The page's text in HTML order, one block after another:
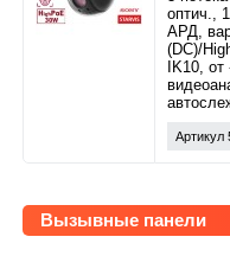
оптич.,
АРД,
(DC)/
IK10,
Артикул
Вызывные панели